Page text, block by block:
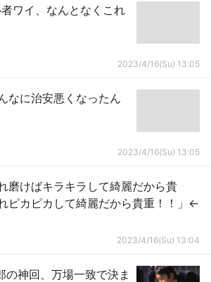
ワイ、なんとなくこれ
2023/4/16(Su) 13:05
なに治安悪くなったん
2023/4/16(Su) 13:05
磨けばキラキラして綺麗だから貴
ピカピカして綺麗だから貴重！！」←
2023/4/16(Su) 13:04
の神回、万場一致で決ま